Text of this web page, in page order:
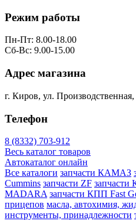
Режим работы
Пн-Пт: 8.00-18.00
Сб-Вс: 9.00-15.00
Адрес магазина
г. Киров, ул. Производственная,
Телефон
8 (8332) 703-912
Весь каталог товаров
Автокаталог онлайн
Все каталоги запчасти КАМАЗ
Cummins запчасти ZF
MADARA запчасти КПП Fast
прицепов масла, автохимия,
инструменты, принадлежности